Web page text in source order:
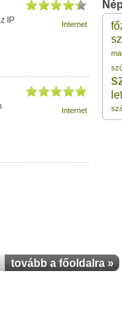
IP
Internet
Internet
tovább a főoldalra »